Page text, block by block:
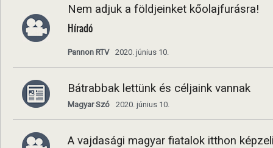
Nem adjuk a földjeinket kőolajfurásra!
Híradó
Pannon RTV 2020. június 10.
Bátrabbak lettünk és céljaink vannak
Magyar Szó 2020. június 10.
A vajdasági magyar fiatalok itthon